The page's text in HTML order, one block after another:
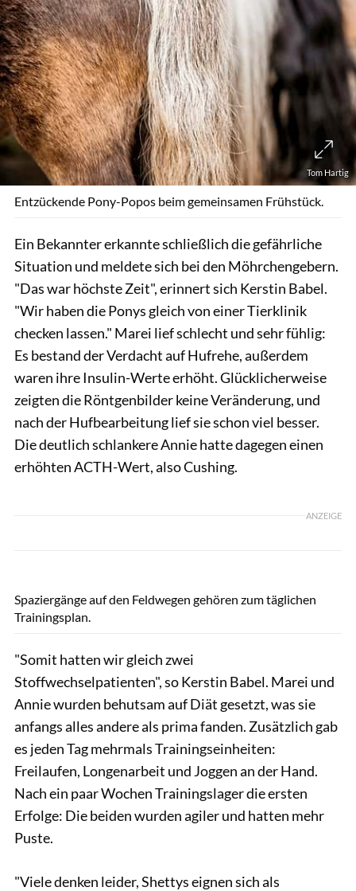
Tom Hartig
Entzückende Pony-Popos beim gemeinsamen Frühstück.
Ein Bekannter erkannte schließlich die gefährliche
Situation und meldete sich bei den Möhrchengebern.
"Das war höchste Zeit", erinnert sich Kerstin Babel.
"Wir haben die Ponys gleich von einer Tierklinik
checken lassen." Marei lief schlecht und sehr fühlig:
Es bestand der Verdacht auf Hufrehe, außerdem
waren ihre Insulin-Werte erhöht. Glücklicherweise
zeigten die Röntgenbilder keine Veränderung, und
nach der Hufbearbeitung lief sie schon viel besser.
Die deutlich schlankere Annie hatte dagegen einen
erhöhten ACTH-Wert, also Cushing.
ANZEIGE
Spaziergänge auf den Feldwegen gehören zum täglichen
Trainingsplan.
"Somit hatten wir gleich zwei
Stoffwechselpatienten", so Kerstin Babel. Marei und
Annie wurden behutsam auf Diät gesetzt, was sie
anfangs alles andere als prima fanden. Zusätzlich gab
es jeden Tag mehrmals Trainingseinheiten:
Freilaufen, Longenarbeit und Joggen an der Hand.
Nach ein paar Wochen Trainingslager die ersten
Erfolge: Die beiden wurden agiler und hatten mehr
Puste.
"Viele denken leider, Shettys eignen sich als